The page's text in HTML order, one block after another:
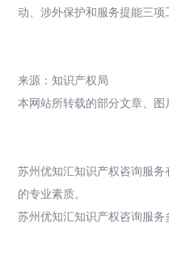
动、涉外保护和服务提能三
来源：知识产权局
本网站所转载的部分文章、
苏州优知汇知识产权咨询服
的专业素质。
苏州优知汇知识产权咨询服